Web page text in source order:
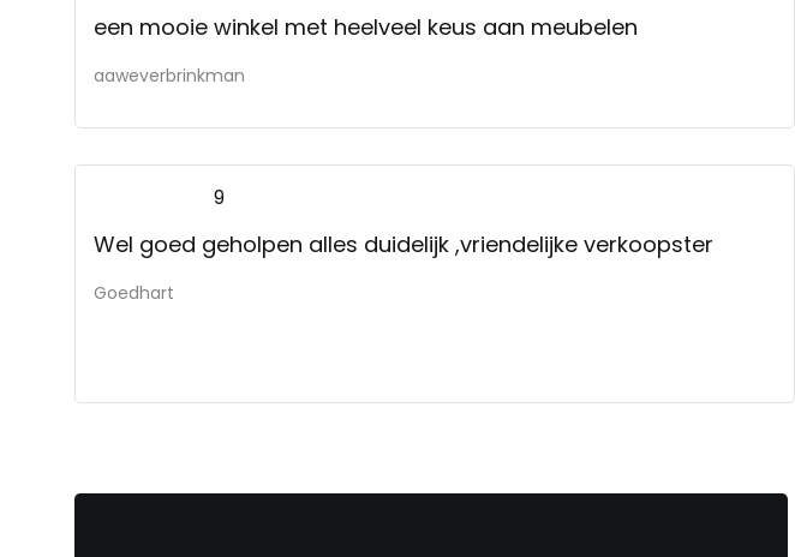
een mooie winkel met heelveel keus aan meubelen
aaweverbrinkman
9
Wel goed geholpen alles duidelijk ,vriendelijke verkoopster
Goedhart